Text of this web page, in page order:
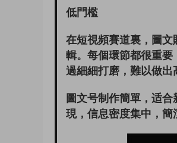
低門檻
在短視頻賽道裏，圖
輯。每個環節都很重
過細細打磨，難以做出
圖文号制作簡單，适
現，信息密度集中，簡